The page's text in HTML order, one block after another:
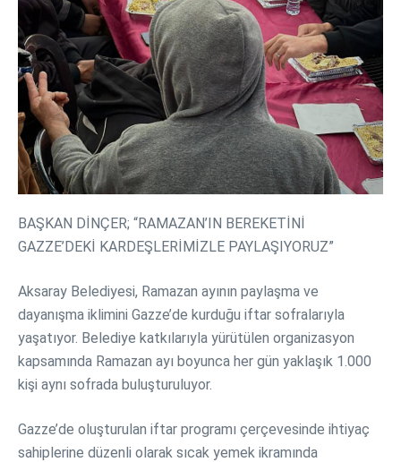
BAŞKAN DİNÇER; “RAMAZAN’IN BEREKETİNİ
GAZZE’DEKİ KARDEŞLERİMİZLE PAYLAŞIYORUZ”
Aksaray Belediyesi, Ramazan ayının paylaşma ve
dayanışma iklimini Gazze’de kurduğu iftar sofralarıyla
yaşatıyor. Belediye katkılarıyla yürütülen organizasyon
kapsamında Ramazan ayı boyunca her gün yaklaşık 1.000
kişi aynı sofrada buluşturuluyor.
Gazze’de oluşturulan iftar programı çerçevesinde ihtiyaç
sahiplerine düzenli olarak sıcak yemek ikramında